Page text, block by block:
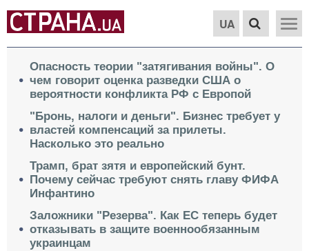
UA
Опасность теории "затягивания войны". О
чем говорит оценка разведки США о
вероятности конфликта РФ с Европой
"Бронь, налоги и деньги". Бизнес требует у
властей компенсаций за прилеты.
Насколько это реально
Трамп, брат зятя и европейский бунт.
Почему сейчас требуют снять главу ФИФА
Инфантино
Заложники "Резерва". Как ЕС теперь будет
отказывать в защите военнообязанным
украинцам